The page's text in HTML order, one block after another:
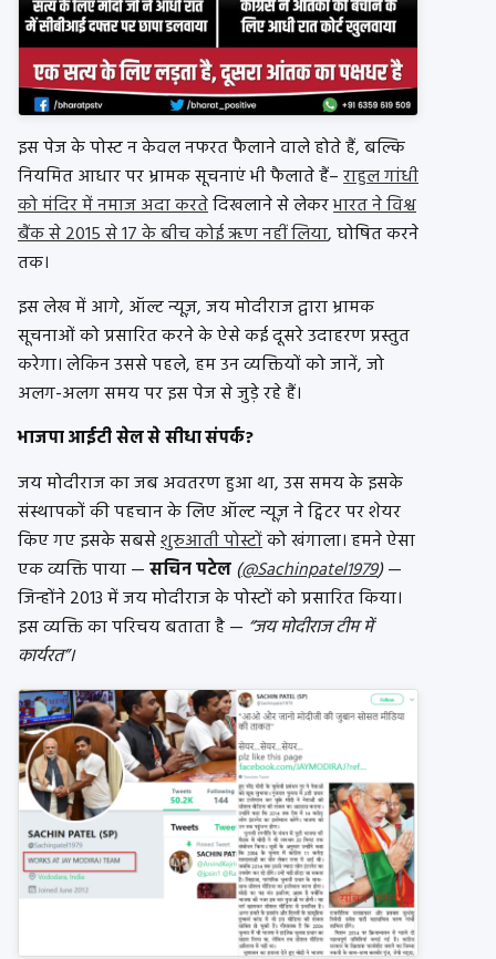
इस पेज के पोस्ट न केवल नफरत फैलाने वाले होते हैं, बल्कि
नियमित आधार पर भ्रामक सूचनाएं भी फैलाते हैं–राहुल गांधी
को मंदिर में नमाज अदा करतेदिखलाने से लेकरभारत ने विश्व
बैंक से 2015 से 17 के बीच कोई ऋण नहीं लिया, घोषित करने
तक।
इस लेख में आगे, ऑल्ट न्यूज़, जय मोदीराज द्वारा भ्रामक
सूचनाओं को प्रसारित करने के ऐसे कई दूसरे उदाहरण प्रस्तुत
करेगा। लेकिन उससे पहले, हम उन व्यक्तियों को जानें, जो
अलग-अलग समय पर इस पेज से जुड़े रहे हैं।
भाजपा आईटी सेल से सीधा संपर्क?
जय मोदीराज का जब अवतरण हुआ था, उस समय के इसके
संस्थापकों की पहचान के लिए ऑल्ट न्यूज़ ने ट्विटर पर शेयर
किए गए इसके सबसेशुरुआती पोस्टोंको खंगाला। हमने ऐसा
एक व्यक्ति पाया —सचिन पटेल(@Sachinpatel1979)—
जिन्होंने 2013 में जय मोदीराज के पोस्टों को प्रसारित किया।
इस व्यक्ति का परिचय बताता है — “जय मोदीराज टीम में
कार्यरत”।